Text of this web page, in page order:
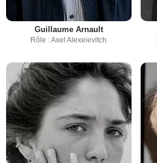
Guillaume Arnault
Rôle : Axel Alexeievitch